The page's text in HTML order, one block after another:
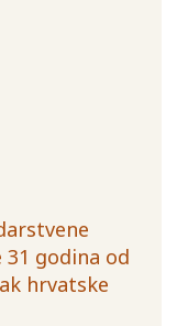
31 godina od
hrvatske